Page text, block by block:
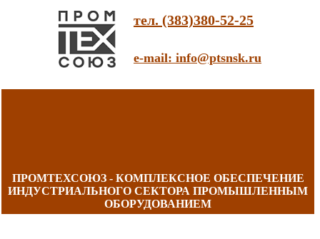
тел. (383)380-52-25
e-mail: info@ptsnsk.ru
ПРОМТЕХСОЮЗ - КОМПЛЕКСНОЕ ОБЕСПЕЧЕНИЕ
ИНДУСТРИАЛЬНОГО СЕКТОРА ПРОМЫШЛЕННЫМ
ОБОРУДОВАНИЕМ